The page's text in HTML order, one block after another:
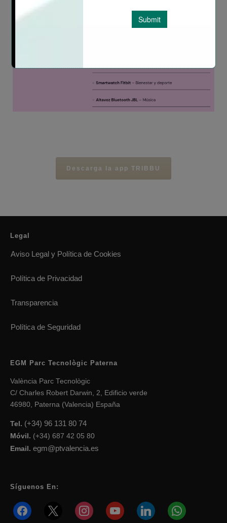
Descarga la app TRIBBU
Legal
Aviso Legal y Política de Cookies
Política de Privacidad
Transparencia
Política de Seguridad
EGM Parc Tecnològic Paterna
València Parc Tecnològic
C/ Charles Robert Darwin, 2, Edificio verde
46980, Paterna (Valencia) España
Tel. (+34) 96 131 80 74
Móvil. (+34) 687 42 05 80
Email. egm@ptvalencia.es
Síguenos En:
facebook instagramyoutube linkedin whatsapp